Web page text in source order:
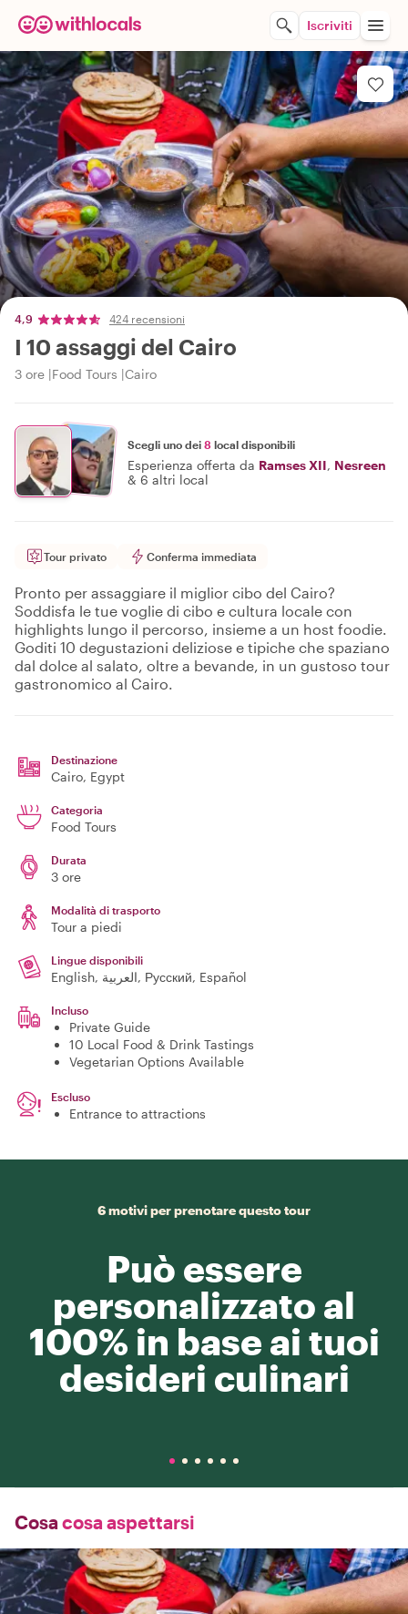
Iscriviti
4,9 424 recensioni
I 10 assaggi del Cairo
3 ore Food Tours Cairo
Scegli uno dei 8 local disponibili
Esperienza offerta da Ramses XII, Nesreen
& 6 altri local
Tour privato Conferma immediata
Pronto per assaggiare il miglior cibo del Cairo?
Soddisfa le tue voglie di cibo e cultura locale con
highlights lungo il percorso, insieme a un host foodie.
Goditi 10 degustazioni deliziose e tipiche che spaziano
dal dolce al salato, oltre a bevande, in un gustoso tour
gastronomico al Cairo.
Destinazione
Cairo, Egypt
Categoria
Food Tours
Durata
3 ore
Modalità di trasporto
Tour a piedi
Lingue disponibili
English, العربية, Русский, Español
Incluso
Private Guide
10 Local Food & Drink Tastings
Vegetarian Options Available
Escluso
Entrance to attractions
6 motivi per prenotare questo tour
Può essere
personalizzato al
100% in base ai tuoi
desideri culinari
Cosa cosa aspettarsi